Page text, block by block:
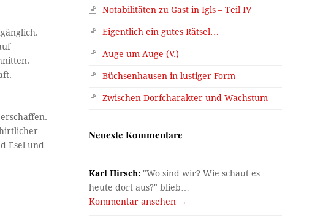
Esel und
Notabilitäten zu Gast in Igls – Teil IV
Eigentlich ein gutes Rätsel…
Auge um Auge (V.)
Büchsenhausen in lustiger Form
Zwischen Dorfcharakter und Wachstum
Neueste Kommentare
Karl Hirsch: "Wo sind wir? Wie schaut es
heute dort aus?" blieb…
Kommentar ansehen →